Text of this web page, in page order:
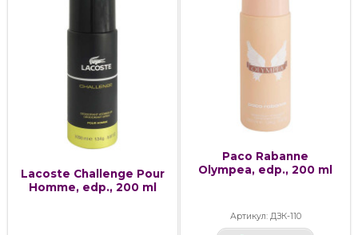
Lacoste Challenge Pour
Homme, edp., 200 ml
Paco Rabanne
Olympea, edp., 200 ml
Артикул: ДЗК-110